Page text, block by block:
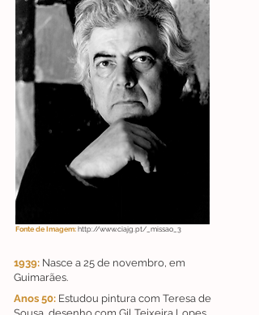
Fonte de Imagem: http://www.ciajg.pt/_missao_3
1939: Nasce a 25 de novembro, em
Guimarães.
Anos 50: Estudou pintura com Teresa de